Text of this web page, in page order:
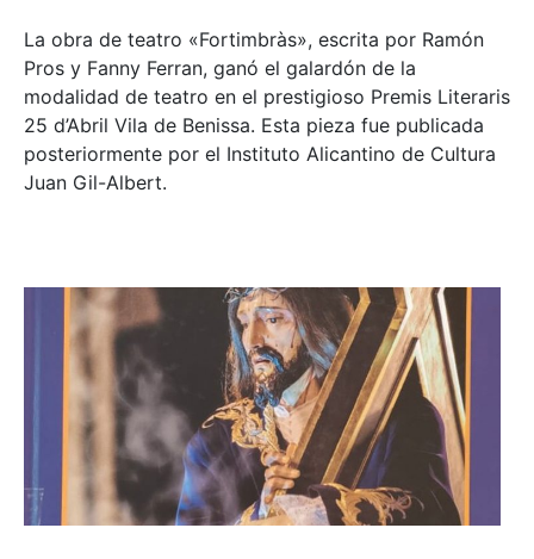
La obra de teatro «Fortimbràs», escrita por Ramón
Pros y Fanny Ferran, ganó el galardón de la
modalidad de teatro en el prestigioso Premis Literaris
25 d’Abril Vila de Benissa. Esta pieza fue publicada
posteriormente por el Instituto Alicantino de Cultura
Juan Gil-Albert.